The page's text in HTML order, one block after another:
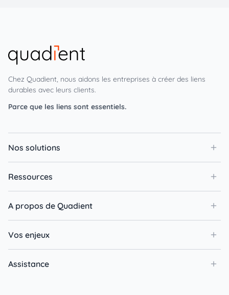
Chez Quadient, nous aidons les entreprises à créer des liens
durables avec leurs clients.
Parce que les liens sont essentiels.
Nos solutions
Ressources
A propos de Quadient
Vos enjeux
Assistance